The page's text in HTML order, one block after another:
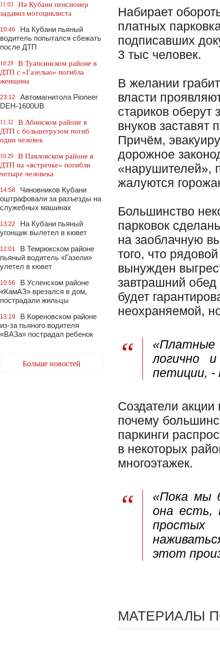
11:03
На Кубани пенсионер
задавил мотоциклиста
10:46
На Кубани пьяный
водитель попытался сбежать
после ДТП
10:29
В Туапсинском районе в
ДТП с «Газелью» погибла
женщина
23:12
Автомагнитола Pioneer
DEH-1600UB
11:32
В Абинском районе в
ДТП с большегрузом погиб
один человек
10:29
В Павловском районе в
ДТП на «встречке» погибли
четыре человека
14:58
Чиновников Кубани
оштрафовали за разъезды на
служебных машинах
13:22
На Кубани пьяный
угонщик вылетел в кювет
12:01
В Темрюкском районе
пьяный водитель «Газели»
улетел в кювет
10:56
В Успенском районе
«КамАЗ» врезался в дом,
пострадали жильцы
13:19
В Кореновском районе
из-за пьяного водителя
«ВАЗа» пострадал ребенок
Больше новостей
Набирает
платных
подписавших
3 тыс человек.
В желании
власти
стариков оберут
внуков заставят
Причём,
дорожное
«нарушителей»,
жалуются
Большинство
парковок
на заоблачную
того, что
вынужден
завтрашний обед
будет
неохраняемой,
«Платные
логично
петиции, -
Создатели акции
почему
паркинги
в некоторых
многоэтажек.
«Пока мы
она есть,
простых
этот
МАТЕРИАЛЫ